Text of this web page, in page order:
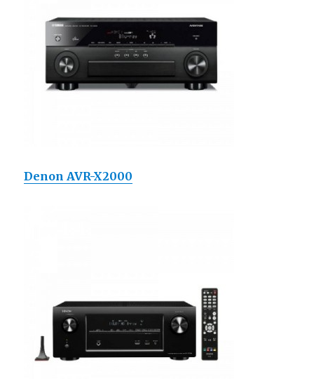
Denon AVR-X2000